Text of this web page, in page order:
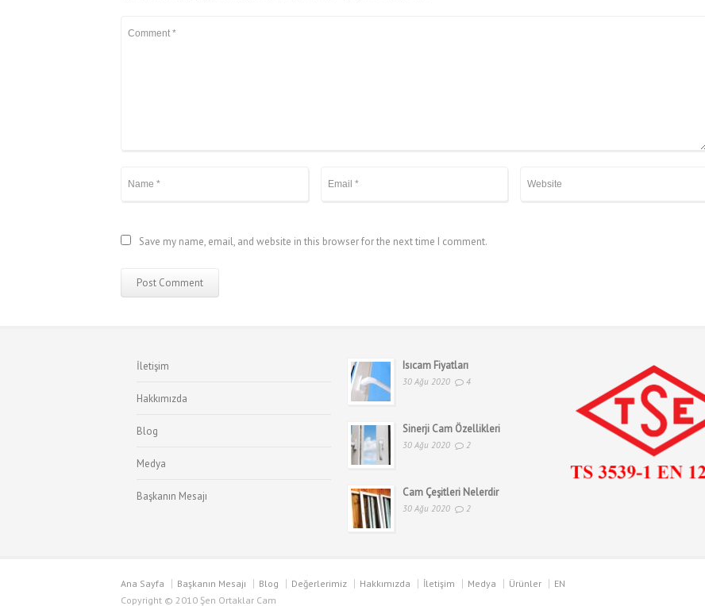
Save my name, email, and website in this browser for the next time I comment.
İletişim
Hakkımızda
Blog
Medya
Başkanın Mesajı
Isıcam Fiyatları
30 Ağu 2020 4
Sinerji Cam Özellikleri
30 Ağu 2020 2
Cam Çeşitleri Nelerdir
30 Ağu 2020 2
Ana Sayfa Başkanın Mesajı Blog Değerlerimiz Hakkımızda İletişim Medya Ürünler
EN
Copyright © 2010 Şen Ortaklar Cam